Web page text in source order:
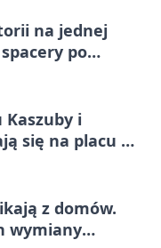
na jednej
po
Kaszuby i
się na placu w
z domów.
wymiany